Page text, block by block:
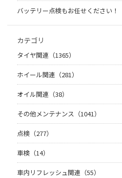
バッテリー点検もお任せください！
カテゴリ
タイヤ関連（1365）
ホイール関連（281）
オイル関連（38）
その他メンテナンス（1041）
点検（277）
車検（14）
車内リフレッシュ関連（55）